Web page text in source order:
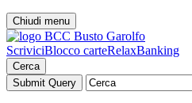
Chiudi menu
ScriviciBlocco carteRelaxBanking
Cerca